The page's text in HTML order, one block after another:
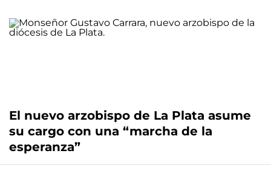
El nuevo arzobispo de La Plata asume
su cargo con una “marcha de la
esperanza”